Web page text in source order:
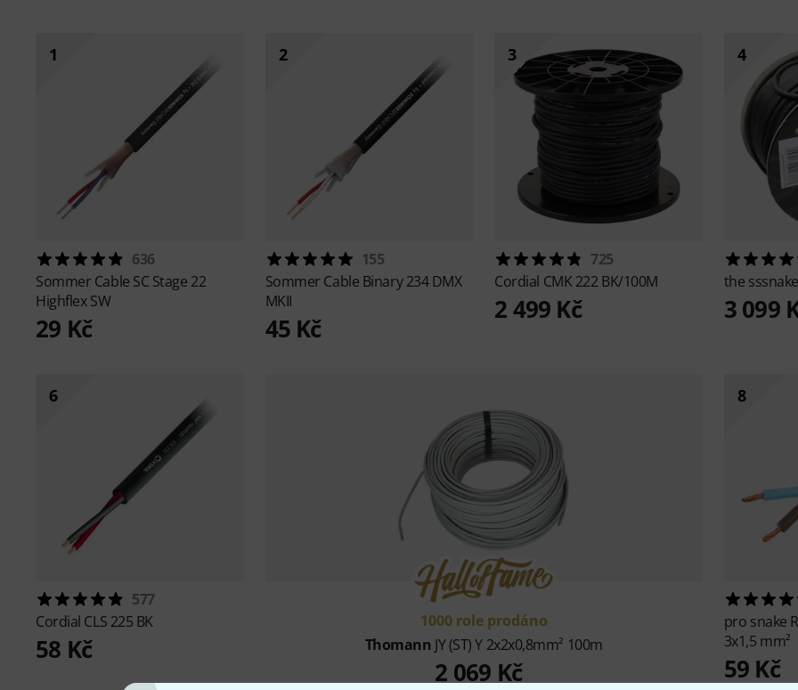
1
636
Sommer Cable SC Stage 22
Highflex SW
29 Kč
2
155
Sommer Cable Binary 234 DMX
MKII
45 Kč
3
725
Cordial CMK 222 BK/100M
2 499 Kč
4
the sssnake
3 099
6
577
Cordial CLS 225 BK
58 Kč
1000 role prodáno
Thomann JY (ST) Y 2x2x0,8mm² 100m
2 069 Kč
8
pro snake
3x1,5 mm²
59 Kč